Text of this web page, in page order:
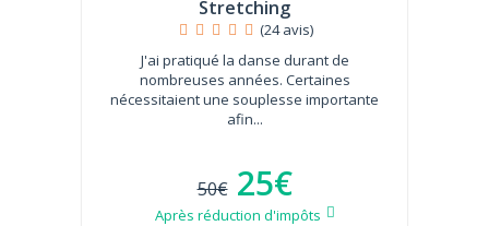
Stretching
(24 avis)
J'ai pratiqué la danse durant de
nombreuses années. Certaines
nécessitaient une souplesse importante
afin...
50€ 25€
Après réduction d'impôts